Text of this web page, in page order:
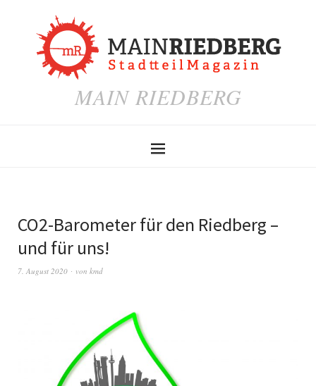
MAIN RIEDBERG
CO2-Barometer für den Riedberg –
und für uns!
7. August 2020 von kmd